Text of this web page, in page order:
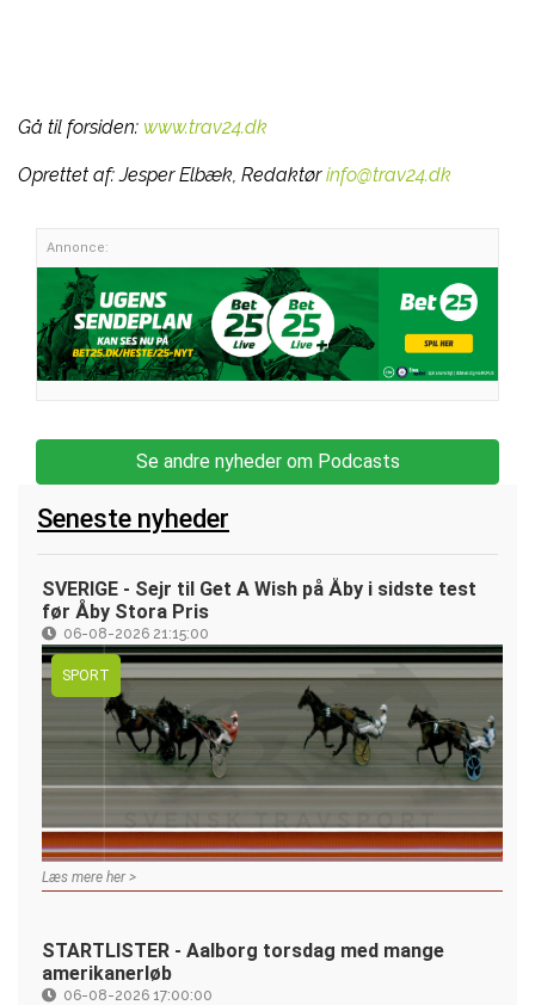
Gå til forsiden: www.trav24.dk
Oprettet af:Jesper Elbæk, Redaktør info@trav24.dk
Annonce:
Se andre nyheder om Podcasts
Seneste nyheder
SVERIGE - Sejr til Get A Wish på Åby i sidste test
før Åby Stora Pris
06-08-2026 21:15:00
SPORT
Læs mere her >
STARTLISTER - Aalborg torsdag med mange
amerikanerløb
06-08-2026 17:00:00